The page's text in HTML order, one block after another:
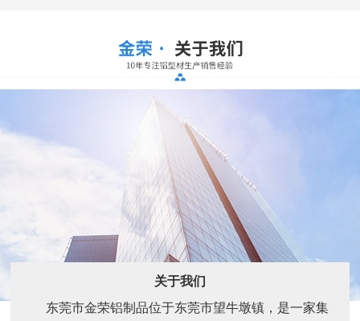
关于我们
东莞市金荣铝制品位于东莞市望牛墩镇，是一家集